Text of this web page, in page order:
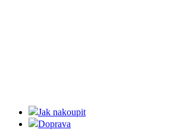
Jak nakoupit
Doprava